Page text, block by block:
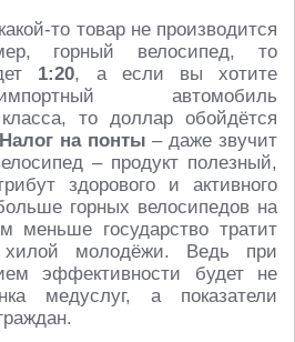
то товар не производится
горный велосипед, то
1:20, а если вы хотите
автомобиль
класса, то доллар обойдётся
Налог на понты – даже звучит
– продукт полезный,
здорового и активного
горных велосипедов на
меньше государство тратит
молодёжи. Ведь при
эффективности будет не
медуслуг, а показатели